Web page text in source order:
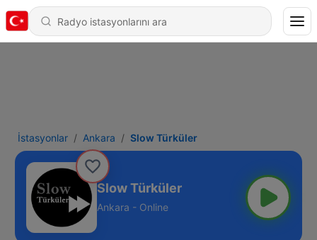
İstasyonlar Ankara Slow Türküler
Slow Türküler
Ankara - Online